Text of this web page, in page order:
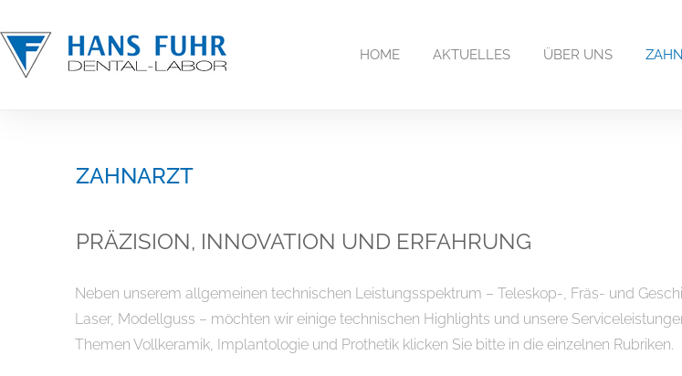
HOME AKTUELLES ÜBER UNS
ZAHNARZT
PRÄZISION, INNOVATION UND ERFAHRUNG
Neben unserem allgemeinen technischen Leistungsspektrum – Teleskop-, Fräs- und
Laser, Modellguss – möchten wir einige technischen Highlights und unsere
Themen Vollkeramik, Implantologie und Prothetik klicken Sie bitte in die einzelnen Rubriken.